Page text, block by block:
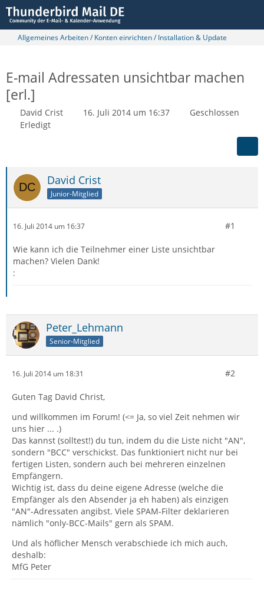
Allgemeines Arbeiten / Konten einrichten / Installation & Update
E-mail Adressaten unsichtbar machen
[erl.]
David Crist 16. Juli 2014 um 16:37
Geschlossen
Erledigt
David Crist
Junior-Mitglied
16. Juli 2014 um 16:37 #1
Wie kann ich die Teilnehmer einer Liste unsichtbar
machen? Vielen Dank!
:
Peter_Lehmann
Senior-Mitglied
16. Juli 2014 um 18:31 #2
Guten Tag David Christ,
und willkommen im Forum! (<= Ja, so viel Zeit nehmen wir
uns hier ... .)
Das kannst (solltest!) du tun, indem du die Liste nicht "AN",
sondern "BCC" verschickst. Das funktioniert nicht nur bei
fertigen Listen, sondern auch bei mehreren einzelnen
Empfängern.
Wichtig ist, dass du deine eigene Adresse (welche die
Empfänger als den Absender ja eh haben) als einzigen
"AN"-Adressaten angibst. Viele SPAM-Filter deklarieren
nämlich "only-BCC-Mails" gern als SPAM.
Und als höflicher Mensch verabschiede ich mich auch,
deshalb:
MfG Peter